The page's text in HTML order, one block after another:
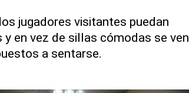
jugadores visitantes puedan
en vez de sillas cómodas se ven
a sentarse.